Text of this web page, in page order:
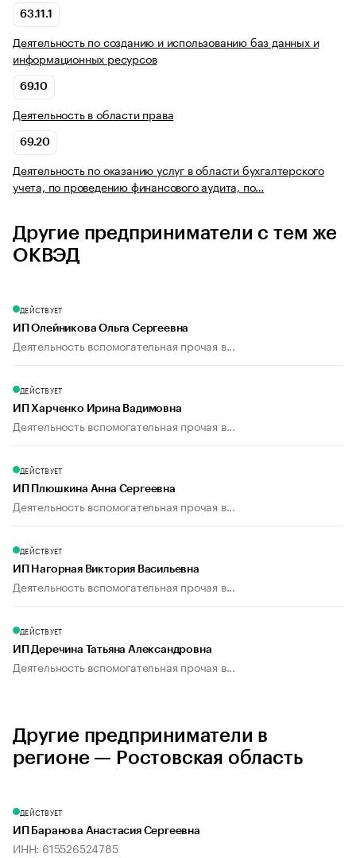
63.11.1
Деятельность по созданию и использованию баз данных и
информационных ресурсов
69.10
Деятельность в области права
69.20
Деятельность по оказанию услуг в области бухгалтерского
учета, по проведению финансового аудита, по…
Другие предприниматели с тем же
ОКВЭД
ДЕЙСТВУЕТ
ИП Олейникова Ольга Сергеевна
Деятельность вспомогательная прочая в...
ДЕЙСТВУЕТ
ИП Харченко Ирина Вадимовна
Деятельность вспомогательная прочая в...
ДЕЙСТВУЕТ
ИП Плюшкина Анна Сергеевна
Деятельность вспомогательная прочая в...
ДЕЙСТВУЕТ
ИП Нагорная Виктория Васильевна
Деятельность вспомогательная прочая в...
ДЕЙСТВУЕТ
ИП Деречина Татьяна Александровна
Деятельность вспомогательная прочая в...
Другие предприниматели в
регионе — Ростовская область
ДЕЙСТВУЕТ
ИП Баранова Анастасия Сергеевна
ИНН: 615526524785